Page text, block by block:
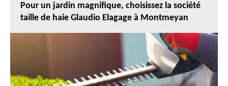
Pour un jardin magnifique, choisissez la société
taille de haie Glaudio Elagage à Montmeyan